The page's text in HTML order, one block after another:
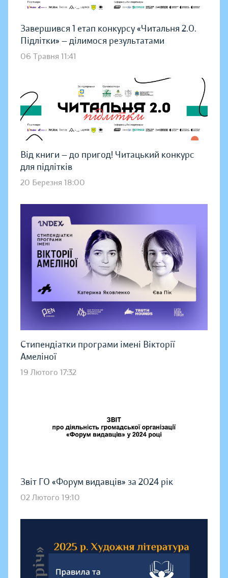
Завершився 1 етап конкурсу «Читальня 2.0.
Підлітки» — ділимося результатами
06 Травня 11:41
Від книги — до пригод! Читацький конкурс
для підлітків
20 Березня 18:00
Стипендіатки програми імені Вікторії
Амеліної
19 Лютого 17:32
Звіт ГО «Форум видавців» за 2024 рік
02 Лютого 19:10